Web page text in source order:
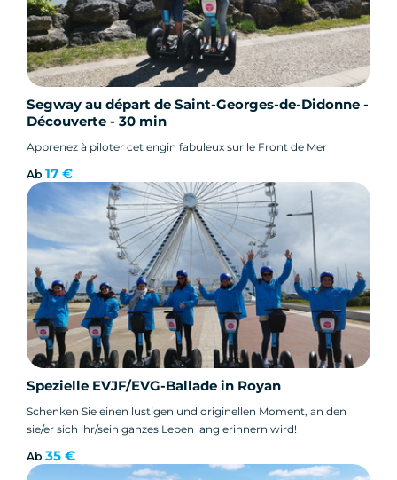
Segway au départ de Saint-Georges-de-Didonne -
Découverte - 30 min
Apprenez à piloter cet engin fabuleux sur le Front de Mer
Ab 17 €
Spezielle EVJF/EVG-Ballade in Royan
Schenken Sie einen lustigen und originellen Moment, an den
sie/er sich ihr/sein ganzes Leben lang erinnern wird!
Ab 35 €